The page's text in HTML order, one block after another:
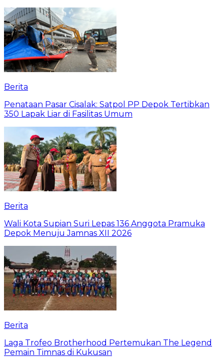
Berita
Penataan Pasar Cisalak: Satpol PP Depok Tertibkan
350 Lapak Liar di Fasilitas Umum
Berita
Wali Kota Supian Suri Lepas 136 Anggota Pramuka
Depok Menuju Jamnas XII 2026
Berita
Laga Trofeo Brotherhood Pertemukan The Legend
Pemain Timnas di Kukusan